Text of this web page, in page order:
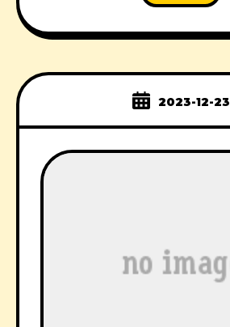
2023-12-23